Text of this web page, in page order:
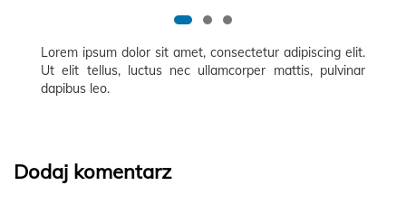
Lorem ipsum dolor sit amet, consectetur adipiscing elit.
Ut elit tellus, luctus nec ullamcorper mattis, pulvinar
dapibus leo.
Dodaj komentarz